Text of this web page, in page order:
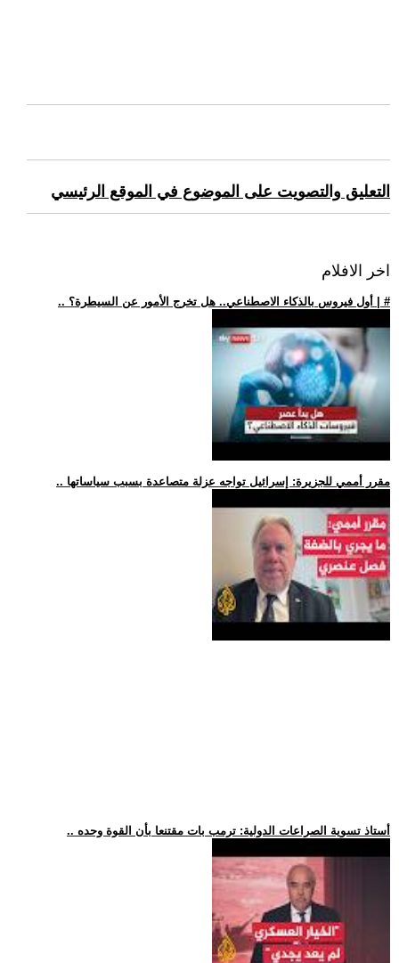
التعليق والتصويت على الموضوع في الموقع الرئيسي
اخر الافلام
.. أول فيروس بالذكاء الاصطناعي.. هل تخرج الأمور عن السيطرة؟ | #
.. مقرر أممي للجزيرة: إسرائيل تواجه عزلة متصاعدة بسبب سياساتها
.. أستاذ تسوية الصراعات الدولية: ترمب بات مقتنعا بأن القوة وحده